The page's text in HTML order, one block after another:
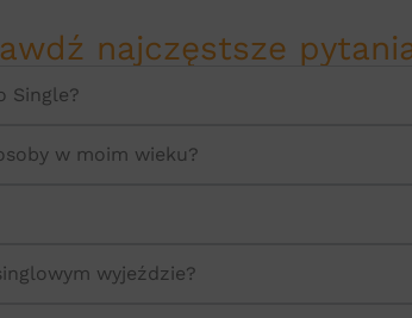
najczęstsze
Single?
w moim wieku?
wyjeździe?